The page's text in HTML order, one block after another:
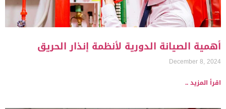
أهمية الصيانة الدورية لأنظمة إنذار الحريق
December 8, 2024
اقرأ المزيد ..